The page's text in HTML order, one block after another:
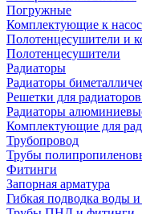
Погружные
Комплектующие к
Полотенцесушители и
Полотенцесушители
Радиаторы
Радиаторы
Решетки для
Радиаторы
Комплектующие для
Трубопровод
Трубы
Фитинги
Запорная арматура
Гибкая подводка воды